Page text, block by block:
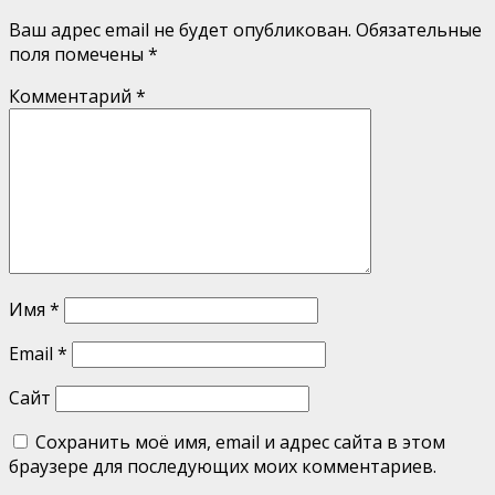
Ваш адрес email не будет опубликован. Обязательные
поля помечены *
Комментарий *
Имя *
Email *
Сайт
Сохранить моё имя, email и адрес сайта в этом
браузере для последующих моих комментариев.